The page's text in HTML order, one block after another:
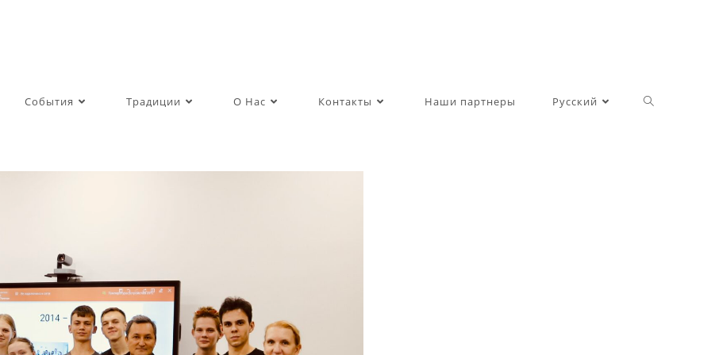
События Традиции О Нас Контакты Наши партнеры Русский Toggle